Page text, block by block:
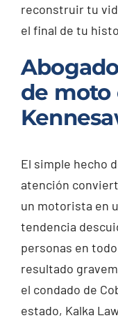
reconstruir tu
el final de tu
de moto
El simple hecho
atención
un motorista en
tendencia
personas en
resultado
el condado de
estado, Kalka